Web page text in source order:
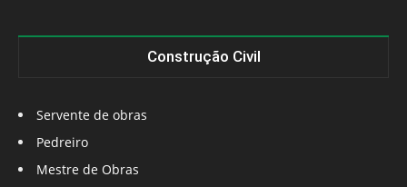
Construção Civil
Servente de obras
Pedreiro
Mestre de Obras